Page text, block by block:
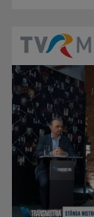
INTERVIUL
Dialoguri cu
RALUCA
Realizator de